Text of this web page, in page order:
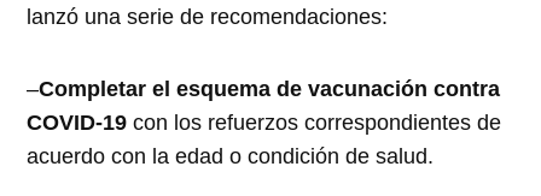
lanzó una serie de recomendaciones:
–Completar el esquema de vacunación contra
COVID-19 con los refuerzos correspondientes de
acuerdo con la edad o condición de salud.